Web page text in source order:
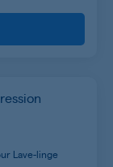
Lave-linge